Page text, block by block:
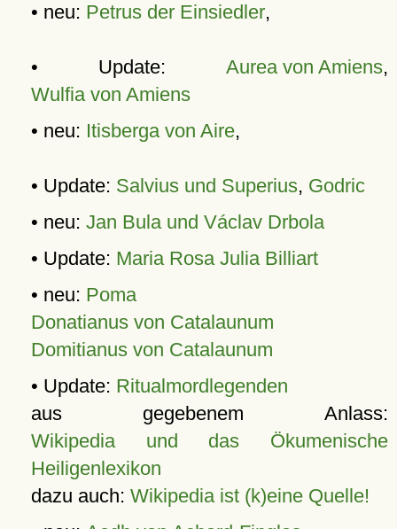
• neu: Petrus der Einsiedler,
• Update: Aurea von Amiens,
Wulfia von Amiens
• neu: Itisberga von Aire,
• Update: Salvius und Superius, Godric
• neu: Jan Bula und Václav Drbola
• Update: Maria Rosa Julia Billiart
• neu: Poma
Donatianus von Catalaunum
Domitianus von Catalaunum
• Update: Ritualmordlegenden
aus gegebenem Anlass:
Wikipedia und das Ökumenische
Heiligenlexikon
dazu auch: Wikipedia ist (k)eine Quelle!